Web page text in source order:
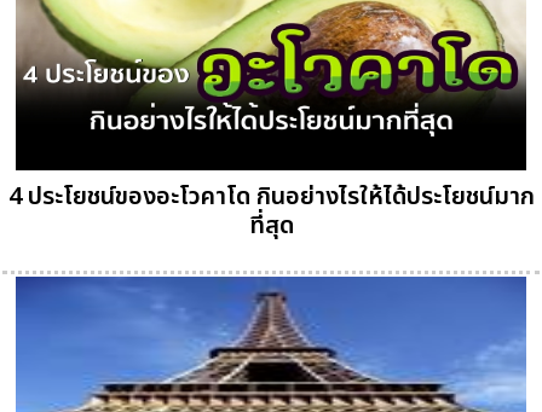
4 ประโยชน์ของอะโวคาโด กินอย่างไรให้ได้ประโยชน์มาก
ที่สุด